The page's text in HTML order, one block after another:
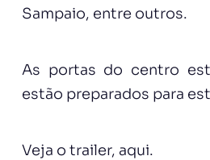
Sampaio, entre outros.
As portas do centro
estão preparados para
Veja o trailer, aqui.